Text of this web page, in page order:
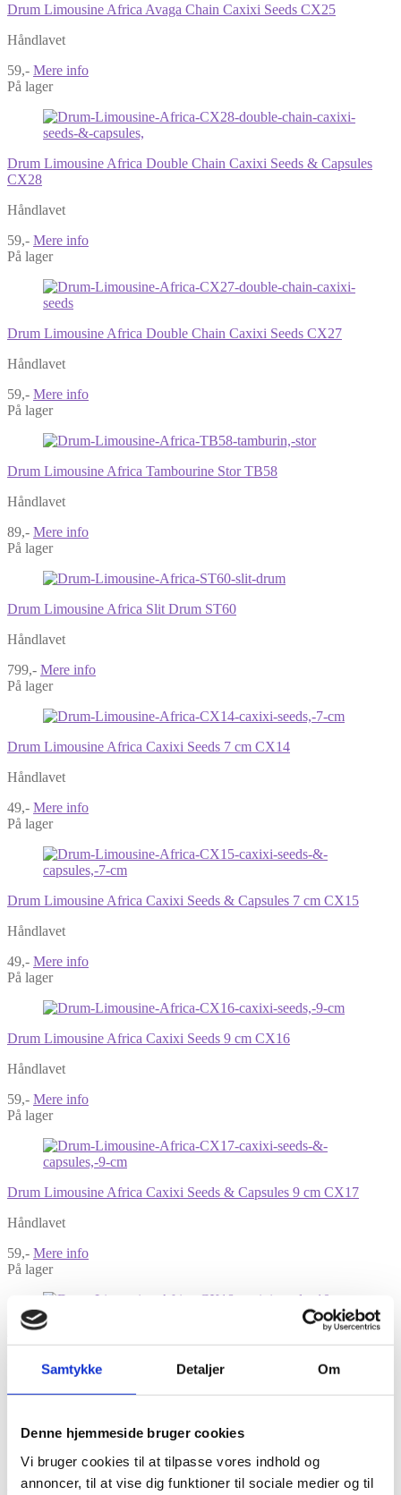
Samtykke Detaljer Om
Denne hjemmeside bruger cookies
Vi bruger cookies til at tilpasse vores indhold og
annoncer, til at vise dig funktioner til sociale medier og til
Drum Limousine Africa Avaga Chain Caxixi Seeds CX25
Håndlavet
59,- Mere info
På lager
Drum Limousine Africa Double Chain Caxixi Seeds & Capsules
CX28
Håndlavet
59,- Mere info
På lager
Drum Limousine Africa Double Chain Caxixi Seeds CX27
Håndlavet
59,- Mere info
På lager
Drum Limousine Africa Tambourine Stor TB58
Håndlavet
89,- Mere info
På lager
Drum Limousine Africa Slit Drum ST60
Håndlavet
799,- Mere info
På lager
Drum Limousine Africa Caxixi Seeds 7 cm CX14
Håndlavet
49,- Mere info
På lager
Drum Limousine Africa Caxixi Seeds & Capsules 7 cm CX15
Håndlavet
49,- Mere info
På lager
Drum Limousine Africa Caxixi Seeds 9 cm CX16
Håndlavet
59,- Mere info
På lager
Drum Limousine Africa Caxixi Seeds & Capsules 9 cm CX17
Håndlavet
59,- Mere info
På lager
Drum Limousine Africa Caxixi Seeds 10 cm CX18
Håndlavet
159,- Mere info
Drum Limousine Africa Caxixi Seeds & Capsules 10 cm CX19